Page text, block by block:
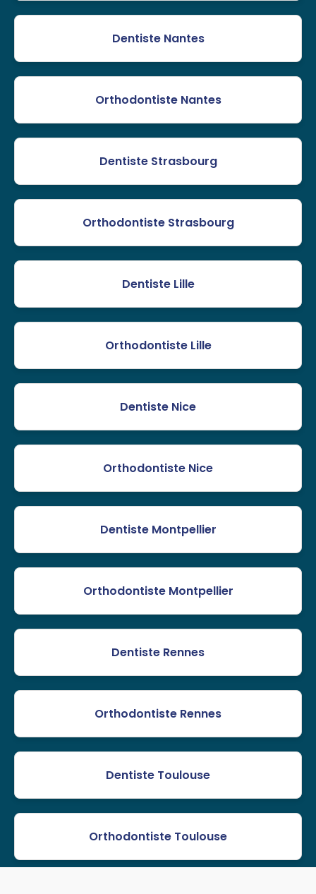
Dentiste Nantes
Orthodontiste Nantes
Dentiste Strasbourg
Orthodontiste Strasbourg
Dentiste Lille
Orthodontiste Lille
Dentiste Nice
Orthodontiste Nice
Dentiste Montpellier
Orthodontiste Montpellier
Dentiste Rennes
Orthodontiste Rennes
Dentiste Toulouse
Orthodontiste Toulouse